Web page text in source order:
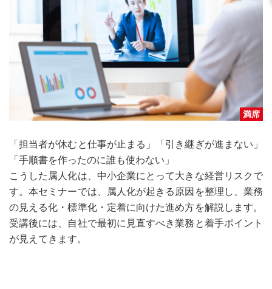
満席
「担当者が休むと仕事が止まる」「引き継ぎが進まない」
「手順書を作ったのに誰も使わない」
こうした属人化は、中小企業にとって大きな経営リスクで
す。本セミナーでは、属人化が起きる原因を整理し、業務
の見える化・標準化・定着に向けた進め方を解説します。
受講後には、自社で最初に見直すべき業務と着手ポイント
が見えてきます。